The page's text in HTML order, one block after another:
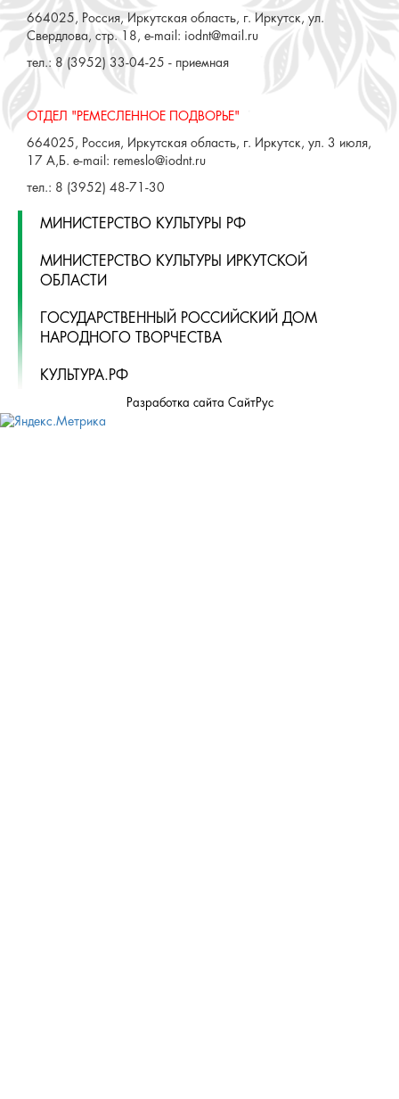
664025, Россия, Иркутская область, г. Иркутск, ул.
Свердлова, стр. 18, e-mail: iodnt@mail.ru
тел.: 8 (3952) 33-04-25 - приемная
ОТДЕЛ "РЕМЕСЛЕННОЕ ПОДВОРЬЕ"
664025, Россия, Иркутская область, г. Иркутск, ул. 3 июля,
17 А,Б. e-mail: remeslo@iodnt.ru
тел.: 8 (3952) 48-71-30
МИНИСТЕРСТВО КУЛЬТУРЫ РФ
МИНИСТЕРСТВО КУЛЬТУРЫ ИРКУТСКОЙ
ОБЛАСТИ
ГОСУДАРСТВЕННЫЙ РОССИЙСКИЙ ДОМ
НАРОДНОГО ТВОРЧЕСТВА
КУЛЬТУРА.РФ
Разработка сайта СайтРус